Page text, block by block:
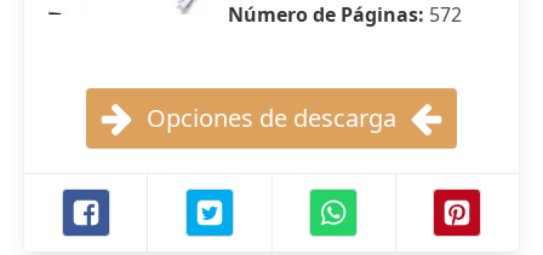
Número de Páginas: 572
Opciones de descarga